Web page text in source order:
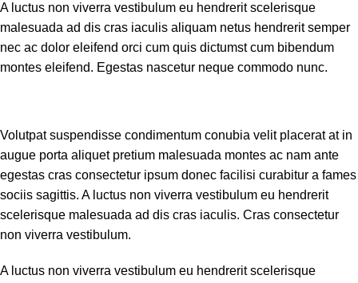
A luctus non viverra vestibulum eu hendrerit scelerisque
malesuada ad dis cras iaculis aliquam netus hendrerit semper
nec ac dolor eleifend orci cum quis dictumst cum bibendum
montes eleifend. Egestas nascetur neque commodo nunc.
Volutpat suspendisse condimentum conubia velit placerat at in
augue porta aliquet pretium malesuada montes ac nam ante
egestas cras consectetur ipsum donec facilisi curabitur a fames
sociis sagittis. A luctus non viverra vestibulum eu hendrerit
scelerisque malesuada ad dis cras iaculis. Cras consectetur
non viverra vestibulum.
A luctus non viverra vestibulum eu hendrerit scelerisque